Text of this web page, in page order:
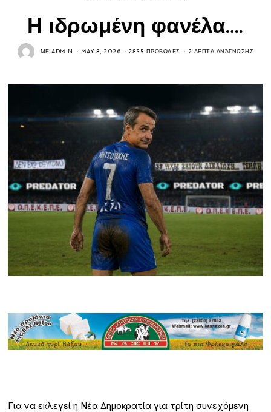
Η ιδρωμένη φανέλα….
ΜΕADMIN MAY 8, 2026 2855 ΠΡΟΒΟΛΈΣ 2 ΛΕΠΤΆ ΑΝΆΓΝΩΣΗΣ
Για να εκλεγεί η Νέα Δημοκρατία για τρίτη συνεχόμενη